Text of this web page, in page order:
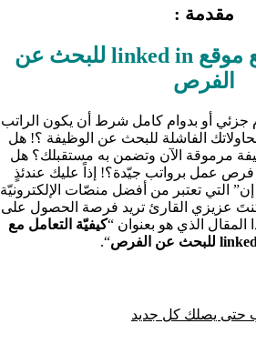
مقدمة :
كيفيّة التعامل مع موقع linked in للبحث عن
الفرص
أو بدوام كامل شرط أن يكون الراتب
الفاشلة للبحث عن الوظيفة ؟! هل
مرموقة الآن وتضمن به مستقبلك؟ هل
عمل برواتب جيّدة؟! إذاً عليك عندئذٍ
إن” التي تعتبر من أفضل منصّات الإلكترونيّة
عزيزي القارئ تريد فرصة الحصول على
المقال الذي هو بعنوان “كيفيّة التعامل مع
“.
حتى يصلك كل جديد